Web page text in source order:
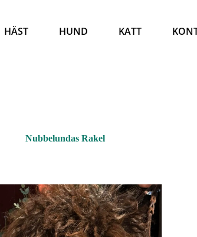
HÄST HUND KATT
Nubbelundas Rakel